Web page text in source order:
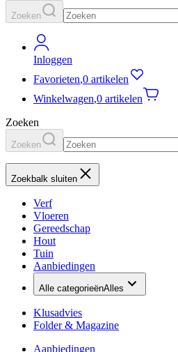
Zoeken
Inloggen
Favorieten,0 artikelen
Winkelwagen,0 artikelen
Zoeken
Zoeken
Zoekbalk sluiten
Verf
Vloeren
Gereedschap
Hout
Tuin
Aanbiedingen
Alle categorieënAlles
Klusadvies
Folder & Magazine
Aanbiedingen